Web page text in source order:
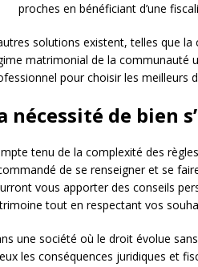
proches en bénéficiant d’une
solutions existent, telles que la
matrimonial de la communauté
pour choisir les meilleurs
nécessité de bien
tenu de la complexité des
de se renseigner et se
vous apporter des conseils
tout en respectant vos
une société où le droit évolue
les conséquences juridiques et